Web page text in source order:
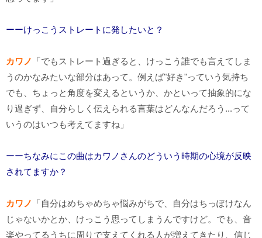
ーーけっこうストレートに発したいと？
カワノ
「でもストレート過ぎると、けっこう誰でも言えてしま
うのかなみたいな部分はあって。例えば"好き"っていう気持ち
でも、ちょっと角度を変えるというか、かといって抽象的にな
り過ぎず、自分らしく伝えられる言葉はどんなんだろう...って
いうのはいつも考えてますね」
ーーちなみにこの曲はカワノさんのどういう時期の心境が反映
されてますか？
カワノ
「自分はめちゃめちゃ悩みがちで、自分はちっぽけなん
じゃないかとか、けっこう思ってしまうんですけど。でも、音
楽やってるうちに周りで支えてくれる人が増えてきたり、信じ